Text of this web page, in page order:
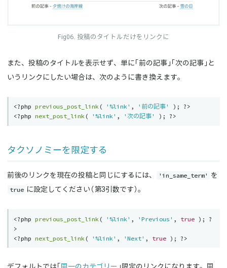
投稿のタイトルだけをリンクに
また、投稿のタイトルを表示せず、単に「前の記事」「次の記事」と
いうリンクにしたい場合は、次のように書き換えます。
<?php previous_post_link( '%link' , '前の記事' ) ;
?>
<?php next_post_link( '%link' , '次の記事' ) ; ?>
タクソノミーを限定する
前後のリンクを現在の投稿と同じにするには、 'in_same_term' を
true に設定してください（第3引数です）。
<?php previous_post_link ( '%link' , 'Previous' , true ) ;
?
>
<?php next_post_link ( '%link' , 'Next' , true ) ; ?>